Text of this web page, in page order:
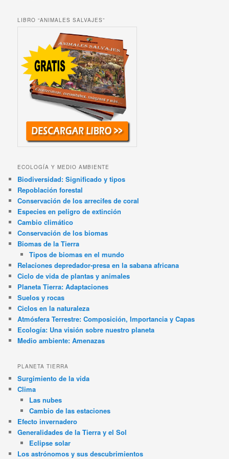
LIBRO “ANIMALES SALVAJES”
ECOLOGÍA Y MEDIO AMBIENTE
Biodiversidad: Significado y tipos
Repoblación forestal
Conservación de los arrecifes de coral
Especies en peligro de extinción
Cambio climático
Conservación de los biomas
Biomas de la Tierra
Tipos de biomas en el mundo
Relaciones depredador-presa en la sabana africana
Ciclo de vida de plantas y animales
Planeta Tierra: Adaptaciones
Suelos y rocas
Ciclos en la naturaleza
Atmósfera Terrestre: Composición, Importancia y Capas
Ecología: Una visión sobre nuestro planeta
Medio ambiente: Amenazas
PLANETA TIERRA
Surgimiento de la vida
Clima
Las nubes
Cambio de las estaciones
Efecto invernadero
Generalidades de la Tierra y el Sol
Eclipse solar
Los astrónomos y sus descubrimientos